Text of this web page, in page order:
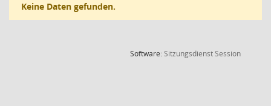
Keine Daten gefunden.
Software:SitzungsdienstSession(Wird in